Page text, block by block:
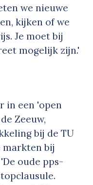
we nieuwe
kijken of we
Je moet bij
mogelijk zijn.'
in een 'open
Zeeuw,
bij de TU
bij
oude pps-